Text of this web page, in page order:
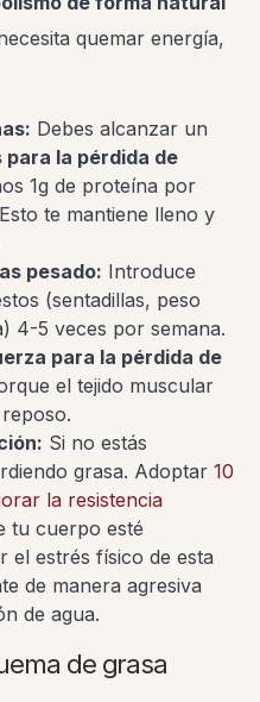
quemar energía,
Debes alcanzar un
la pérdida de
1g de proteína por
te mantiene lleno y
pesado: Introduce
(sentadillas, peso
4-5 veces por semana.
para la pérdida de
el tejido muscular
Si no estás
grasa. Adoptar 10
la resistencia
tu cuerpo esté
el estrés físico de esta
de manera agresiva
de agua.
de grasa